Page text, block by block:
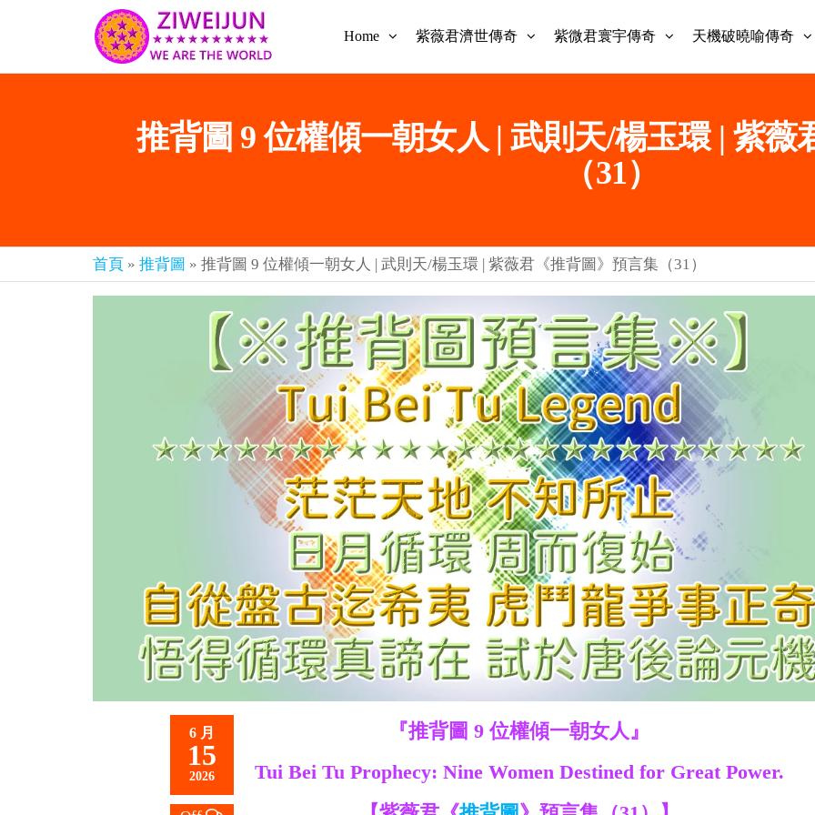
紫薇
《推
言-
紫薇
君寰
宇傳
奇官
網
世
主
都
是
彌
亞-
個
個
都
是
救
世
主
Home 紫薇君濟世傳奇 紫微君寰宇傳奇 天機破曉喻傳奇
推背圖 9 位權傾一朝女人 | 武則天/楊玉環 | 紫薇
（31）
首頁 » 推背圖 » 推背圖 9 位權傾一朝女人 | 武則天/楊玉環 | 紫薇君《推背圖》預言集（31）
6 月
15
2026
『推背圖 9 位權傾一朝女人』
Tui Bei Tu Prophecy: Nine Women Destined for Great Power.